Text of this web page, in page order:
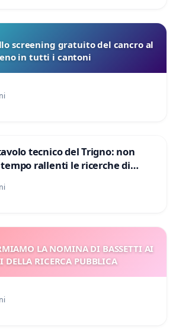
screening gratuito del cancro al
in tutti i cantoni
tecnico del Trigno: non
rallenti le ricerche di
LA NOMINA DI BASSETTI AI
DELLA RICERCA PUBBLICA